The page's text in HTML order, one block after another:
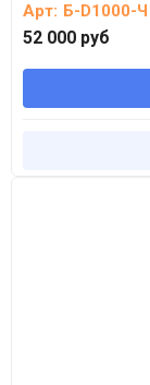
Арт: Б-D1000-Ч
52 000 руб